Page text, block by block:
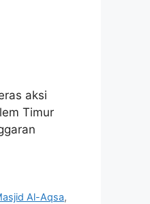
aksi
Timur
Al-Aqsa,